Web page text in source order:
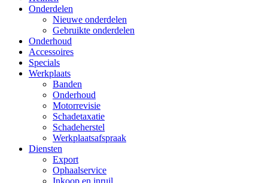
Onderdelen
Nieuwe onderdelen
Gebruikte onderdelen
Onderhoud
Accessoires
Specials
Werkplaats
Banden
Onderhoud
Motorrevisie
Schadetaxatie
Schadeherstel
Werkplaatsafspraak
Diensten
Export
Ophaalservice
Inkoop en inruil